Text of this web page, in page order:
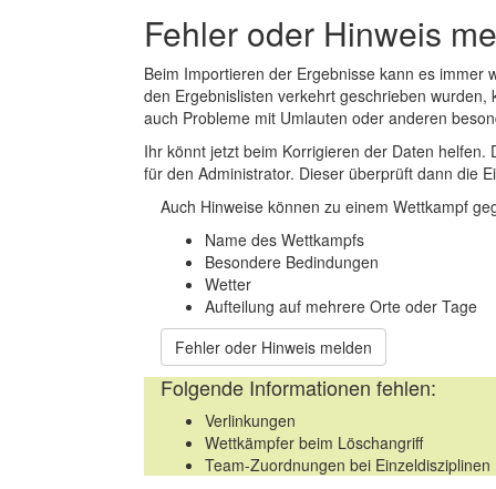
Fehler oder Hinweis
Beim Importieren der Ergebnisse kann es
den Ergebnislisten verkehrt geschrieben
auch Probleme mit Umlauten oder anderen
Ihr könnt jetzt beim Korrigieren der Daten
für den Administrator. Dieser überprüft dann die
Auch Hinweise können zu einem Wettkampf
Name des Wettkampfs
Besondere Bedindungen
Wetter
Aufteilung auf mehrere Orte oder Tage
Fehler oder Hinweis melden
Folgende Informationen fehlen:
Verlinkungen
Wettkämpfer beim Löschangriff
Team-Zuordnungen bei Einzeldisziplinen